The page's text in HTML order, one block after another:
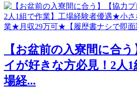
【お盆前の入寮間に合
イが好きな方必見！2人
場経...